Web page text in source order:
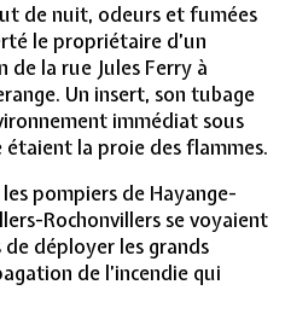
de nuit, odeurs et fumées
le propriétaire d’un
de la rue Jules Ferry à
Un insert, son tubage
immédiat sous
la proie des flammes.
les pompiers de Hayange-
Rochonvillers se voyaient
de déployer les grands
de l’incendie qui